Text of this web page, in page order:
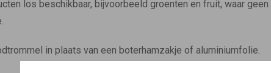
los beschikbaar, bijvoorbeeld groenten en fruit, waar
in plaats van een boterhamzakje of aluminiumfolie.